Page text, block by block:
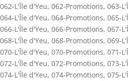
062-L'Île d'Yeu, 062-Promotions, 063-
064-L'Île d'Yeu, 064-Promotions, 065-
066-L'Île d'Yeu, 066-Promotions, 067-
068-L'Île d'Yeu, 068-Promotions, 069-
070-L'Île d'Yeu, 070-Promotions, 071-
072-L'Île d'Yeu, 072-Promotions, 073-
074-L'Île d'Yeu, 074-Promotions, 075-